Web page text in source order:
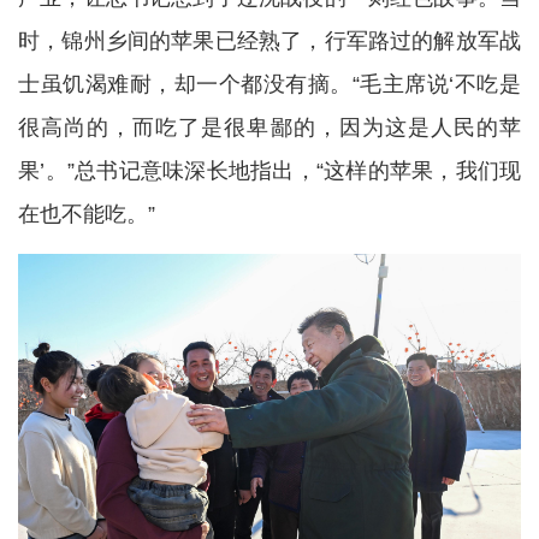
时，锦州乡间的苹果已经熟了，行军路过的解放军战
士虽饥渴难耐，却一个都没有摘。“毛主席说‘不吃是
很高尚的，而吃了是很卑鄙的，因为这是人民的苹
果’。”总书记意味深长地指出，“这样的苹果，我们现
在也不能吃。”